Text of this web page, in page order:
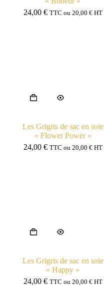
24,00 € TTC ou 20,00 €HT
Les Grigris de sac en soie
« Flower Power »
24,00 € TTC ou 20,00 €HT
Les Grigris de sac en soie
« Happy »
24,00 € TTC ou 20,00 €HT